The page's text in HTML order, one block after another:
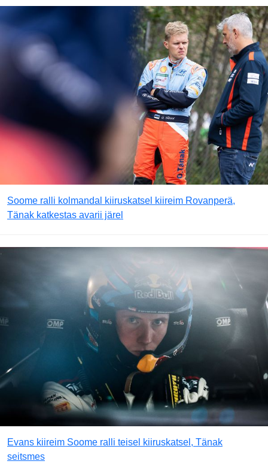
Soome ralli kolmandal kiiruskatsel kiireim Rovanperä,
Tänak katkestas avarii järel
Evans kiireim Soome ralli teisel kiiruskatsel, Tänak
seitsmes